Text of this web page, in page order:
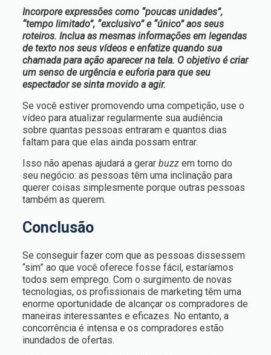
Incorpore expressões como “poucas unidades”,
“tempo limitado”, “exclusivo” e “único” aos seus
roteiros. Inclua as mesmas informações em legendas
de texto nos seus vídeos e enfatize quando sua
chamada para ação aparecer na tela. O objetivo é criar
um senso de urgência e euforia para que seu
espectador se sinta movido a agir.
Se você estiver promovendo uma competição, use o
vídeo para atualizar regularmente sua audiência
sobre quantas pessoas entraram e quantos dias
faltam para que elas ainda possam entrar.
Isso não apenas ajudará a gerar buzzem torno do
seu negócio: as pessoas têm uma inclinação para
querer coisas simplesmente porque outras pessoas
também as querem.
Conclusão
Se conseguir fazer com que as pessoas dissessem
“sim” ao que você oferece fosse fácil, estaríamos
todos sem emprego. Com o surgimento de novas
tecnologias, os profissionais de marketing têm uma
enorme oportunidade de alcançar os compradores de
maneiras interessantes e eficazes. No entanto, a
concorrência é intensa e os compradores estão
inundados de ofertas.